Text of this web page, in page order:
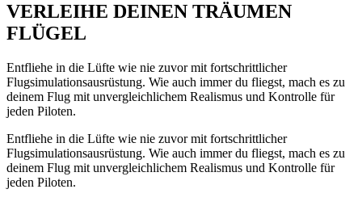
VERLEIHE DEINEN TRÄUMEN
FLÜGEL
Entfliehe in die Lüfte wie nie zuvor mit fortschrittlicher
Flugsimulationsausrüstung. Wie auch immer du fliegst, mach es zu
deinem Flug mit unvergleichlichem Realismus und Kontrolle für
jeden Piloten.
Entfliehe in die Lüfte wie nie zuvor mit fortschrittlicher
Flugsimulationsausrüstung. Wie auch immer du fliegst, mach es zu
deinem Flug mit unvergleichlichem Realismus und Kontrolle für
jeden Piloten.